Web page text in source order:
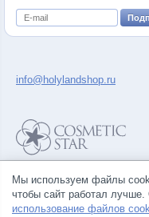
Правила продажи товаров
Согласие на обработку
info@holylandshop.ru
Мы используем файлы
чтобы сайт работал
использование файлов